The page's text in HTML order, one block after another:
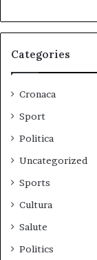
Categories
Cronaca
Sport
Politica
Uncategorized
Sports
Cultura
Salute
Politics